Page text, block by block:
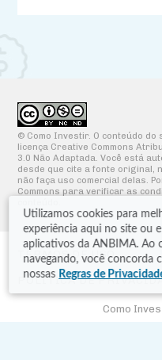
Utilizamos cookies para
experiência aqui no site ou
aplicativos da ANBIMA. Ao
navegando, você concorda
nossas Regras de
© Como Investir. O conteúdo
licença Creative Commons
3.0 Não Adaptada. Você está
desde que cite a fonte original,
não faça uso comercial delas.
Commons para verificar as
TERMOS DE USO
POLÍTICA DE
Como